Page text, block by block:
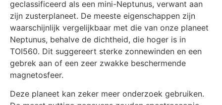
geclassificeerd als een mini-Neptunus, verwant aan
zijn zusterplaneet. De meeste eigenschappen zijn
waarschijnlijk vergelijkbaar met die van onze planeet
Neptunus, behalve de dichtheid, die hoger is in
TOI560. Dit suggereert sterke zonnewinden en een
gebrek aan of een zeer zwakke beschermende
magnetosfeer.
Deze planeet kan zeker meer onderzoek gebruiken.